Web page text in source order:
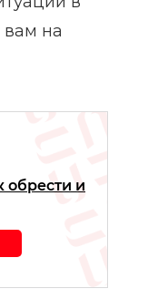
вам на
обрести и